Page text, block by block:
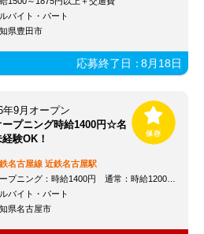
バイト・パート
県豊田市
応募終了日：8月18日
9月オープン
ープニング時給1400円☆名
験OK！
名古屋線 近鉄名古屋駅
プニング：時給1400円 通常：時給1200円～＋交通費全額支給
バイト・パート
県名古屋市